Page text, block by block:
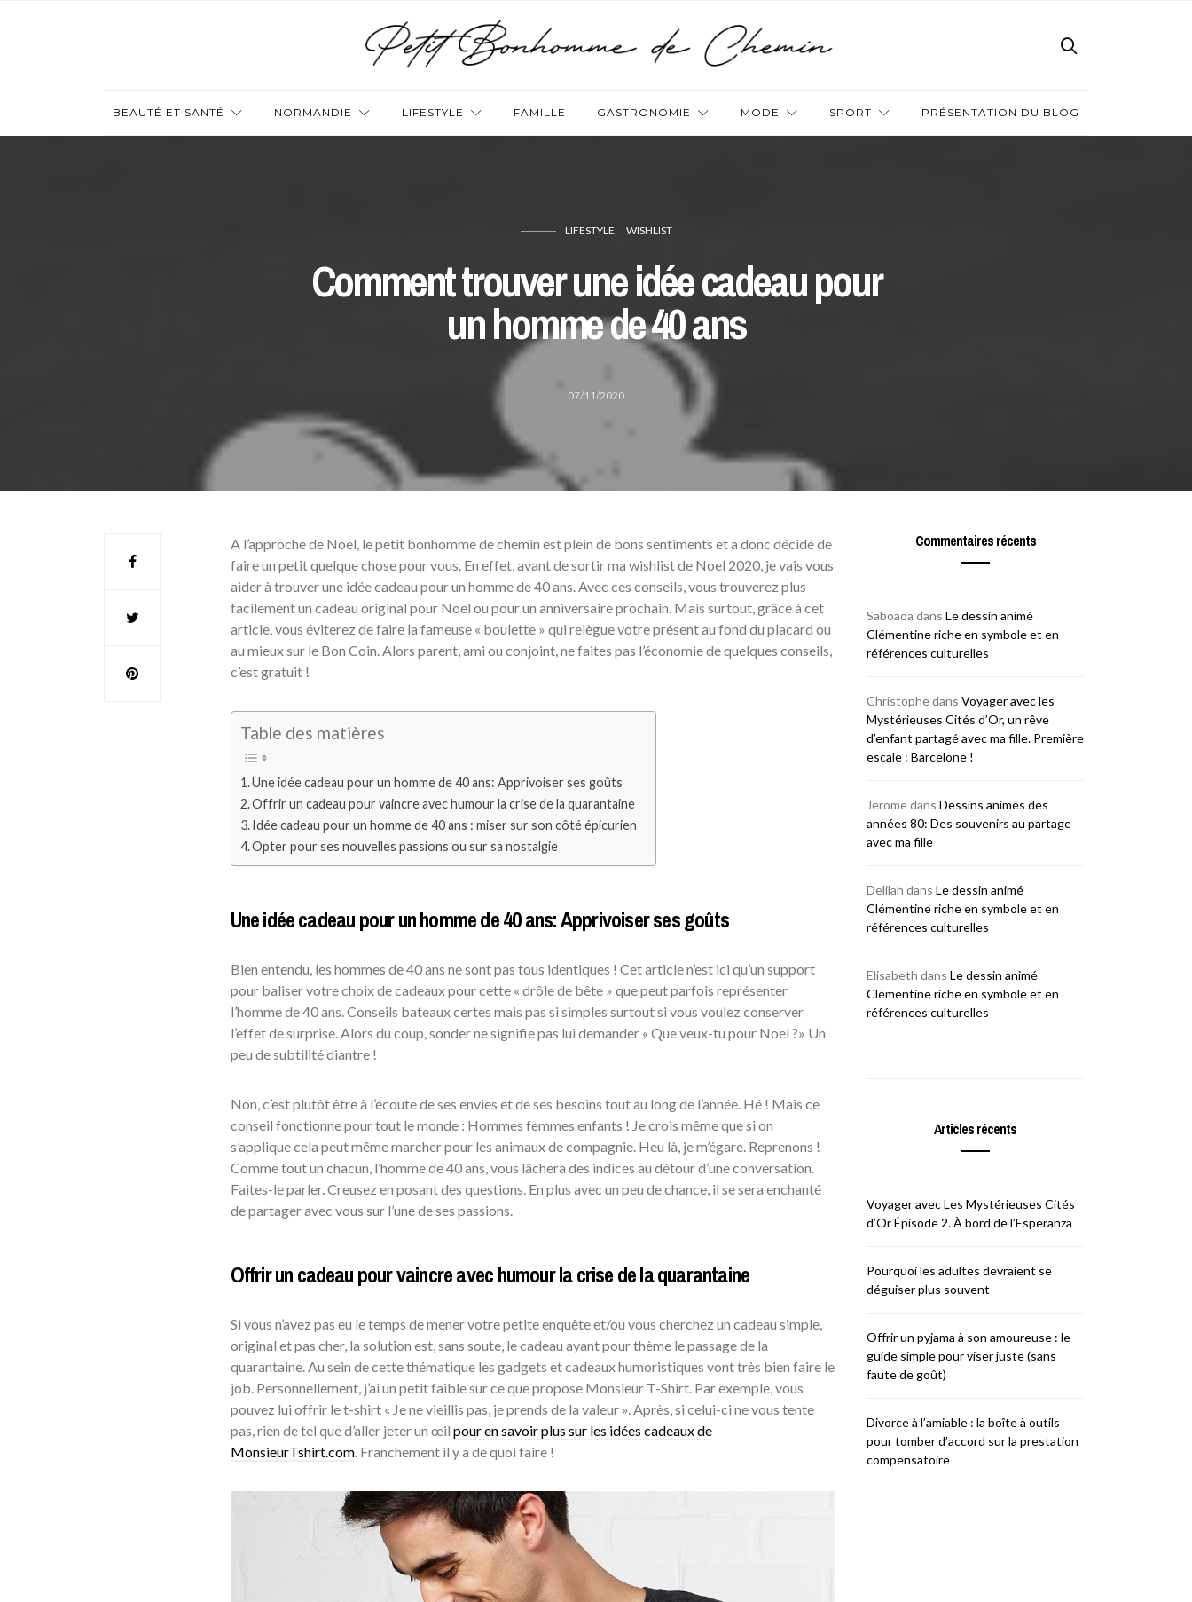
BEAUTÉ ET SANTÉ NORMANDIE LIFESTYLE FAMILLE GASTRONOMIE MODE SPORT PRÉSENTATION DU BLOG
LIFESTYLE WISHLIST
Comment trouver une idée cadeau pour
un homme de 40 ans
07/11/2020
A l’approche de Noel, le petit bonhomme de chemin est plein de bons sentiments et a donc décidé de
faire un petit quelque chose pour vous. En effet, avant de sortir ma wishlist de Noel 2020, je vais vous
aider à trouver une idée cadeau pour un homme de 40 ans. Avec ces conseils, vous trouverez plus
facilement un cadeau original pour Noel ou pour un anniversaire prochain. Mais surtout, grâce à cet
article, vous éviterez de faire la fameuse « boulette » qui relègue votre présent au fond du placard ou
au mieux sur le Bon Coin. Alors parent, ami ou conjoint, ne faites pas l’économie de quelques conseils,
c’est gratuit !
Table des matières
Une idée cadeau pour un homme de 40 ans: Apprivoiser ses goûts
Offrir un cadeau pour vaincre avec humour la crise de la quarantaine
Idée cadeau pour un homme de 40 ans : miser sur son côté épicurien
Opter pour ses nouvelles passions ou sur sa nostalgie
Une idée cadeau pour un homme de 40 ans: Apprivoiser ses goûts
Bien entendu, les hommes de 40 ans ne sont pas tous identiques ! Cet article n’est ici qu’un support
pour baliser votre choix de cadeaux pour cette « drôle de bête » que peut parfois représenter
l’homme de 40 ans. Conseils bateaux certes mais pas si simples surtout si vous voulez conserver
l’effet de surprise. Alors du coup, sonder ne signifie pas lui demander « Que veux-tu pour Noel ?» Un
peu de subtilité diantre !
Non, c’est plutôt être à l’écoute de ses envies et de ses besoins tout au long de l’année. Hé ! Mais ce
conseil fonctionne pour tout le monde : Hommes femmes enfants ! Je crois même que si on
s’applique cela peut même marcher pour les animaux de compagnie. Heu là, je m’égare. Reprenons !
Comme tout un chacun, l’homme de 40 ans, vous lâchera des indices au détour d’une conversation.
Faites-le parler. Creusez en posant des questions. En plus avec un peu de chance, il se sera enchanté
de partager avec vous sur l’une de ses passions.
Offrir un cadeau pour vaincre avec humour la crise de la quarantaine
Si vous n’avez pas eu le temps de mener votre petite enquête et/ou vous cherchez un cadeau simple,
original et pas cher, la solution est, sans soute, le cadeau ayant pour thème le passage de la
quarantaine. Au sein de cette thématique les gadgets et cadeaux humoristiques vont très bien faire le
job. Personnellement, j’ai un petit faible sur ce que propose Monsieur T-Shirt. Par exemple, vous
pouvez lui offrir le t-shirt « Je ne vieillis pas, je prends de la valeur ». Après, si celui-ci ne vous tente
pas, rien de tel que d’aller jeter un œil pour en savoir plus sur les idées cadeaux de
MonsieurTshirt.com. Franchement il y a de quoi faire !
Commentaires récents
Saboaoa dans Le dessin animé
Clémentine riche en symbole et en
références culturelles
Christophedans Voyager avec les
Mystérieuses Cités d’Or, un rêve
d’enfant partagé avec ma fille. Première
escale : Barcelone !
Jeromedans Dessins animés des
années 80: Des souvenirs au partage
avec ma fille
Delilah dans Le dessin animé
Clémentine riche en symbole et en
références culturelles
Elisabeth dans Le dessin animé
Clémentine riche en symbole et en
références culturelles
Articles récents
Voyager avec Les Mystérieuses Cités
d’Or Épisode 2. À bord de l’Esperanza
Pourquoi les adultes devraient se
déguiser plus souvent
Offrir un pyjama à son amoureuse : le
guide simple pour viser juste (sans
faute de goût)
Divorce à l’amiable : la boîte à outils
pour tomber d’accord sur la prestation
compensatoire